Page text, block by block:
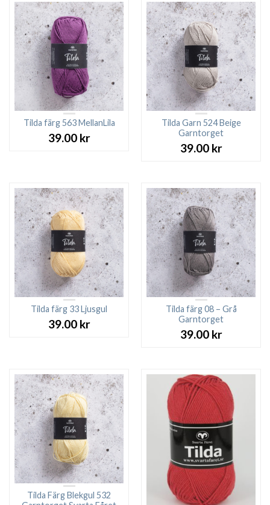
Tilda färg 563 MellanLila
39.00 kr
Tilda Garn 524 Beige
Garntorget
39.00 kr
Tilda färg 33 Ljusgul
39.00 kr
Tilda färg 08 – Grå
Garntorget
39.00 kr
Tilda Färg Blekgul 532